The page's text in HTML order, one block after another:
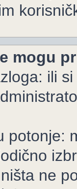
mogu
ili
potonje:
ne